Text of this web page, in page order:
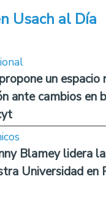
Usach al Día
un espacio
ante cambios en
Blamey lidera
Universidad en